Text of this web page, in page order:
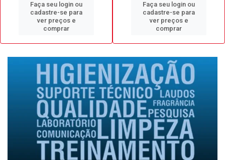
Faça seu login ou
cadastre-se para
ver preços e
comprar
Faça seu login ou
cadastre-se para
ver preços e
comprar